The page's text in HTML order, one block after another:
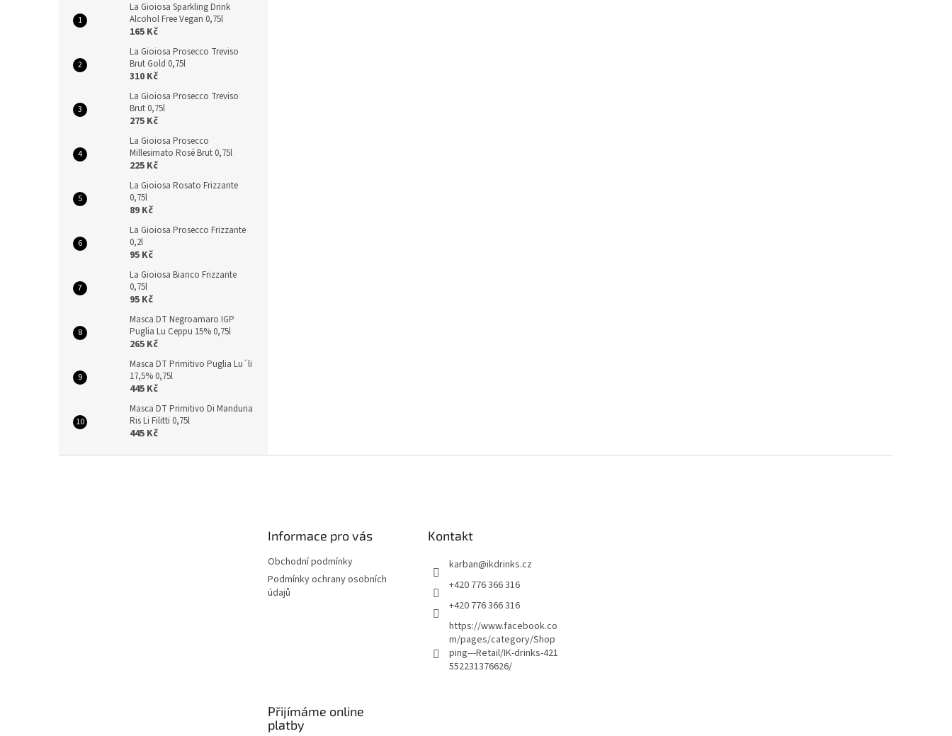
La Gioiosa Sparkling Drink
Alcohol Free Vegan 0,75l
165 Kč
La Gioiosa Prosecco Treviso
Brut Gold 0,75l
310 Kč
La Gioiosa Prosecco Treviso
Brut 0,75l
275 Kč
La Gioiosa Prosecco
Millesimato Rosé Brut 0,75l
225 Kč
La Gioiosa Rosato Frizzante
0,75l
89 Kč
La Gioiosa Prosecco Frizzante
0,2l
95 Kč
La Gioiosa Bianco Frizzante
0,75l
95 Kč
Masca DT Negroamaro IGP
Puglia Lu Ceppu 15% 0,75l
265 Kč
Masca DT Primitivo Puglia Lu´li
17,5% 0,75l
445 Kč
Masca DT Primitivo Di Manduria
Ris Li Filitti 0,75l
445 Kč
Informace pro vás
Obchodní podmínky
Podmínky ochrany osobních
údajů
Kontakt
karban@ikdrinks.cz
+420 776 366 316
+420 776 366 316
https://www.facebook.co
m/pages/category/Shop
ping---Retail/IK-drinks-421
552231376626/
Přijímáme online
platby